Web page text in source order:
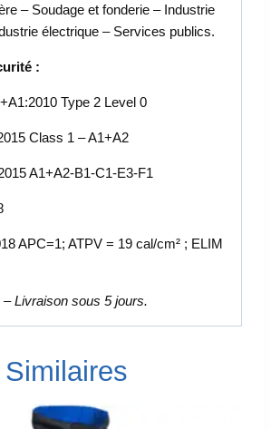
– Soudage et fonderie – Industrie
électrique – Services publics.
:
Type 2 Level 0
Class 1 – A1+A2
A1+A2-B1-C1-E3-F1
APC=1; ATPV = 19 cal/cm² ; ELIM
Livraison sous 5 jours.